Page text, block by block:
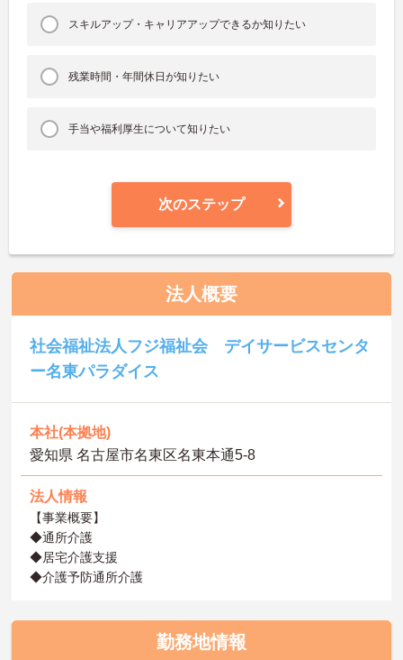
スキルアップ・キャリアアップできるか知りたい
残業時間・年間休日が知りたい
手当や福利厚生について知りたい
次のステップ
法人概要
社会福祉法人フジ福祉会 デイサービスセンタ
ー名東パラダイス
本社(本拠地)
愛知県 名古屋市名東区名東本通5-8
法人情報
【事業概要】
◆通所介護
◆居宅介護支援
◆介護予防通所介護
勤務地情報